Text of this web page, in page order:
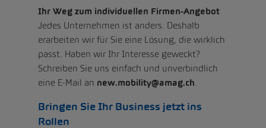
Ihr Weg zum individuellen Firmen-Angebot
Jedes Unternehmen ist anders. Deshalb
erarbeiten wir für Sie eine Lösung, die wirklich
passt. Haben wir Ihr Interesse geweckt?
Schreiben Sie uns einfach und unverbindlich
eine E-Mail an new.mobility@amag.ch
Bringen Sie Ihr Business jetzt ins
Rollen